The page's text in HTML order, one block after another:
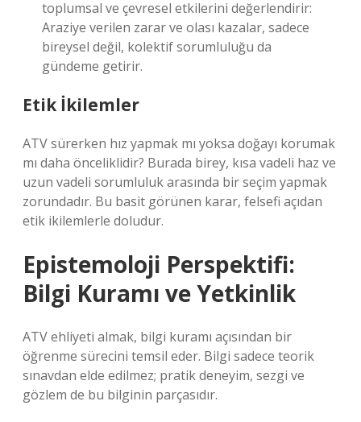
toplumsal ve çevresel etkilerini değerlendirir:
Araziye verilen zarar ve olası kazalar, sadece
bireysel değil, kolektif sorumluluğu da
gündeme getirir.
Etik İkilemler
ATV sürerken hız yapmak mı yoksa doğayı korumak
mı daha önceliklidir? Burada birey, kısa vadeli haz ve
uzun vadeli sorumluluk arasında bir seçim yapmak
zorundadır. Bu basit görünen karar, felsefi açıdan
etik ikilemlerle doludur.
Epistemoloji Perspektifi:
Bilgi Kuramı ve Yetkinlik
ATV ehliyeti almak, bilgi kuramı açısından bir
öğrenme sürecini temsil eder. Bilgi sadece teorik
sınavdan elde edilmez; pratik deneyim, sezgi ve
gözlem de bu bilginin parçasıdır.